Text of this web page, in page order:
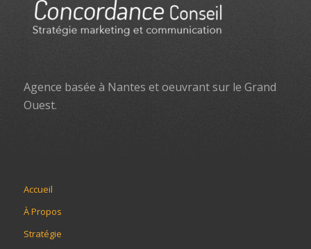
Agence basée à Nantes et oeuvrant sur le Grand
Ouest.
Accueil
À Propos
Stratégie